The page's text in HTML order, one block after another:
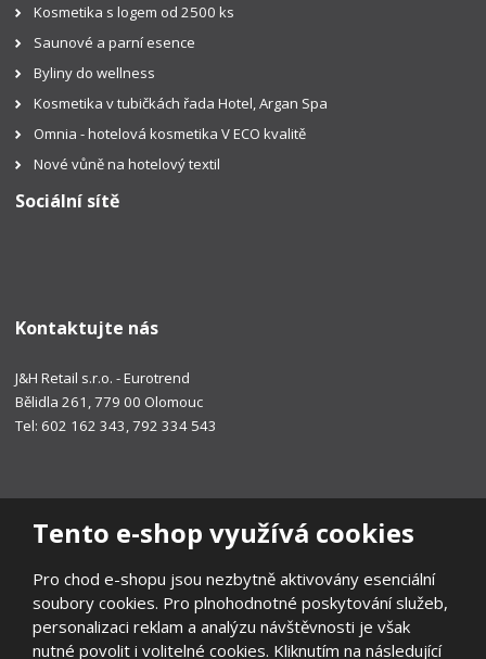
Tento e-shop využívá cookies
Pro chod e-shopu jsou nezbytně aktivovány esenciální
soubory cookies. Pro plnohodnotné poskytování služeb,
personalizaci reklam a analýzu návštěvnosti je však
nutné povolit i volitelné cookies. Kliknutím na následující
Kosmetika s logem od 2500 ks
Saunové a parní esence
Byliny do wellness
Kosmetika v tubičkách řada Hotel, Argan Spa
Omnia - hotelová kosmetika V ECO kvalitě
Nové vůně na hotelový textil
Sociální sítě
Kontaktujte nás
J&H Retail s.r.o. - Eurotrend
Bělidla 261, 779 00 Olomouc
Tel: 602 162 343, 792 334 543